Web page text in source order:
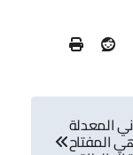
المعدلة
المفتاح